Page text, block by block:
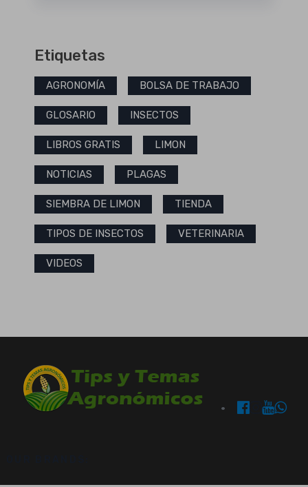
Etiquetas
AGRONOMÍA BOLSA DE TRABAJO
GLOSARIO INSECTOS
LIBROS GRATIS LIMON
NOTICIAS PLAGAS
SIEMBRA DE LIMON TIENDA
TIPOS DE INSECTOS VETERINARIA
VIDEOS